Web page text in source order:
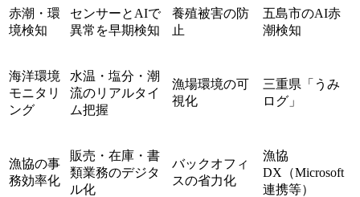
赤潮・環
境検知
センサーとAIで
異常を早期検知
養殖被害の防
止
五島市のAI赤
潮検知
海洋環境
モニタリ
ング
水温・塩分・潮
流のリアルタイ
ム把握
漁場環境の可
視化
三重県「うみ
ログ」
漁協の事
務効率化
販売・在庫・書
類業務のデジタ
ル化
バックオフィ
スの省力化
漁協
DX（Microsoft
連携等）